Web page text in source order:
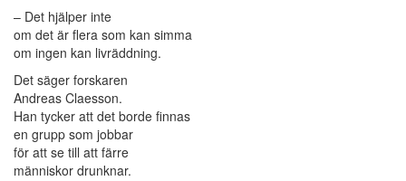
– Det hjälper inte
om det är flera som kan simma
om ingen kan livräddning.
Det säger forskaren
Andreas Claesson.
Han tycker att det borde finnas
en grupp som jobbar
för att se till att färre
människor drunknar.